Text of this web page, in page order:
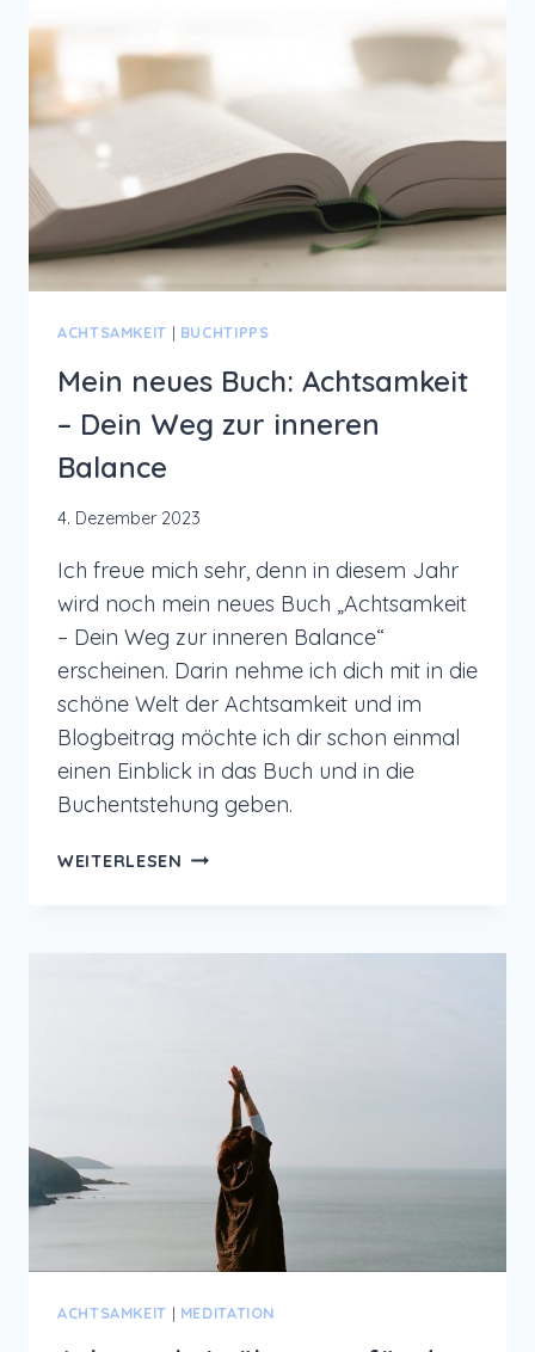
ACHTSAMKEIT | BUCHTIPPS
Mein neues Buch: Achtsamkeit
– Dein Weg zur inneren
Balance
4. Dezember 2023
Ich freue mich sehr, denn in diesem Jahr
wird noch mein neues Buch „Achtsamkeit
– Dein Weg zur inneren Balance“
erscheinen. Darin nehme ich dich mit in die
schöne Welt der Achtsamkeit und im
Blogbeitrag möchte ich dir schon einmal
einen Einblick in das Buch und in die
Buchentstehung geben.
WEITERLESEN MEIN
INNEREN
BALANCE
ACHTSAMKEIT | MEDITATION